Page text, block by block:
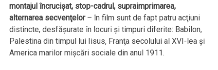
montajul încrucişat, stop-cadrul, supraimprimarea,
alternarea secvenţelor– în film sunt de fapt patru acţiuni
distincte, desfăşurate în locuri şi timpuri diferite: Babilon,
Palestina din timpul lui Iisus, Franţa secolului al XVI-lea şi
America marilor mişcări sociale din anul 1911.